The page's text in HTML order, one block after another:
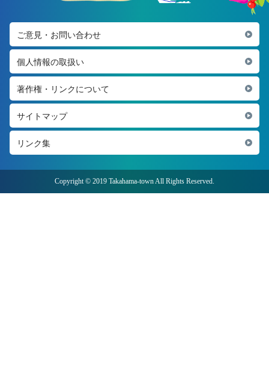
ご意見・お問い合わせ
個人情報の取扱い
著作権・リンクについて
サイトマップ
リンク集
Copyright © 2019 Takahama-town All Rights Reserved.